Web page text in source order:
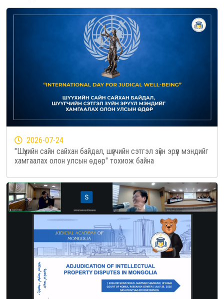
2026-07-24
"Шүүхийн сайн сайхан байдал, шүүгчийн сэтгэл зүйн эрүүл мэндийг
хамгаалах олон улсын өдөр" тохиож байна